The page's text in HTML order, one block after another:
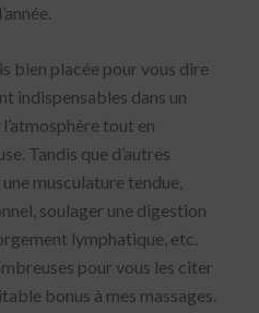
bien placée pour vous dire
indispensables dans un
tout en
Tandis que d’autres
musculature tendue,
soulager une digestion
lymphatique, etc.
pour vous les citer
bonus à mes massages.